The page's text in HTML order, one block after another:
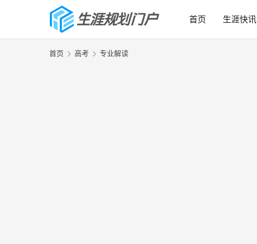
首页 生涯快讯
首页 高考 专业解读